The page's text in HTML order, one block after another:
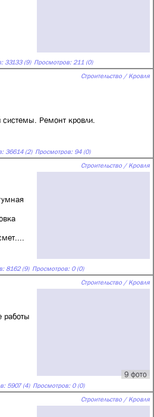
33133 (9) Просмотров: 211 (0)
Строительство / Кровля
Ремонт кровли.
36614 (2) Просмотров: 94 (0)
Строительство / Кровля
8162 (9) Просмотров: 0 (0)
Строительство / Кровля
9 фото
работы
5907 (4) Просмотров: 0 (0)
Строительство / Кровля